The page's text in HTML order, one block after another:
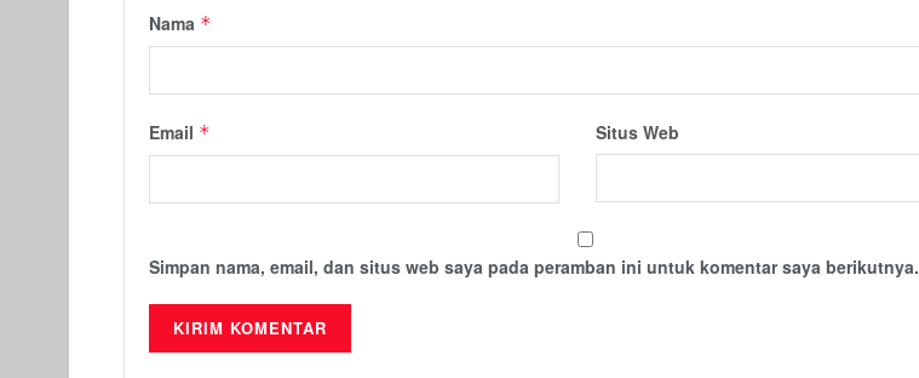
Nama *
Email * Situs Web
Simpan nama, email, dan situs web saya pada peramban ini untuk komentar saya berikutnya.